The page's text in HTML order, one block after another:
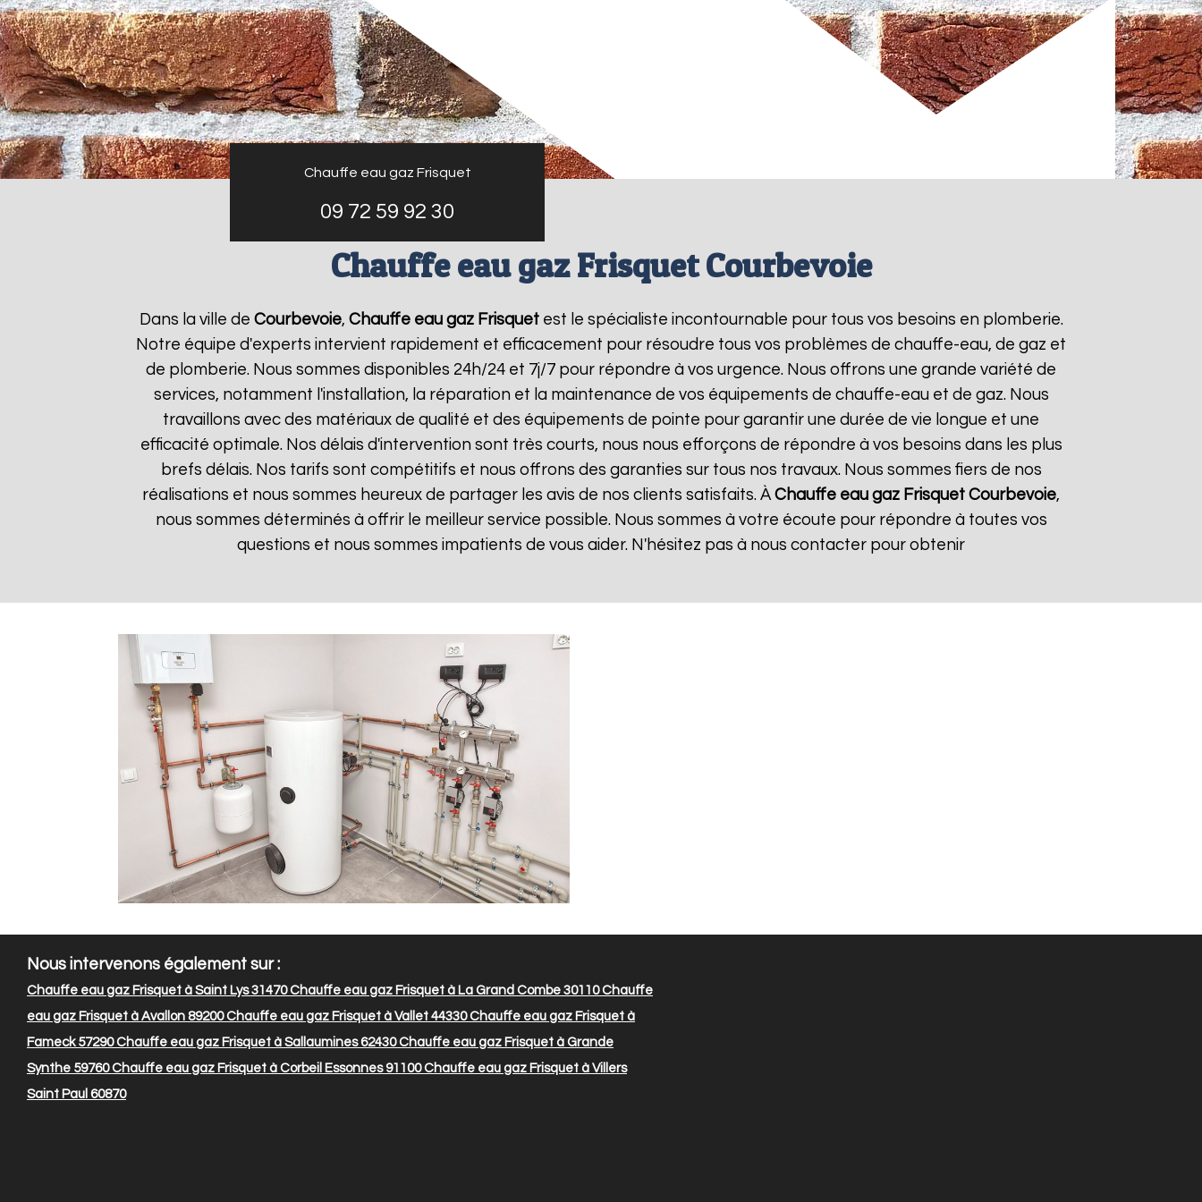
Chauffe eau gaz Frisquet
09 72 59 92 30
Chauffe eau gaz Frisquet Courbevoie
Dans la ville de Courbevoie, Chauffe eau gaz Frisquetest le spécialiste incontournable pour tous vos besoins en plomberie.
Notre équipe d'experts intervient rapidement et efficacement pour résoudre tous vos problèmes de chauffe-eau, de gaz et
de plomberie. Nous sommes disponibles 24h/24 et 7j/7 pour répondre à vos urgence. Nous offrons une grande variété de
services, notamment l'installation, la réparation et la maintenance de vos équipements de chauffe-eau et de gaz. Nous
travaillons avec des matériaux de qualité et des équipements de pointe pour garantir une durée de vie longue et une
efficacité optimale. Nos délais d'intervention sont très courts, nous nous efforçons de répondre à vos besoins dans les plus
brefs délais. Nos tarifs sont compétitifs et nous offrons des garanties sur tous nos travaux. Nous sommes fiers de nos
réalisations et nous sommes heureux de partager les avis de nos clients satisfaits. ÀChauffe eau gaz Frisquet Courbevoie,
nous sommes déterminés à offrir le meilleur service possible. Nous sommes à votre écoute pour répondre à toutes vos
questions et nous sommes impatients de vous aider. N'hésitez pas à nous contacter pour obtenir
Nous intervenons également sur :
Chauffe eau gaz Frisquet à Saint Lys 31470Chauffe eau gaz Frisquet à La Grand Combe 30110Chauffe
eau gaz Frisquet à Avallon 89200Chauffe eau gaz Frisquet à Vallet 44330Chauffe eau gaz Frisquet à
Fameck 57290Chauffe eau gaz Frisquet à Sallaumines 62430Chauffe eau gaz Frisquet à Grande
Synthe 59760Chauffe eau gaz Frisquet à Corbeil Essonnes 91100Chauffe eau gaz Frisquet à Villers
Saint Paul 60870